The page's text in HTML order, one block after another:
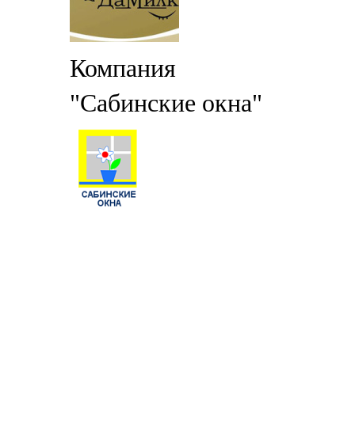
Компания
"Сабинские окна"